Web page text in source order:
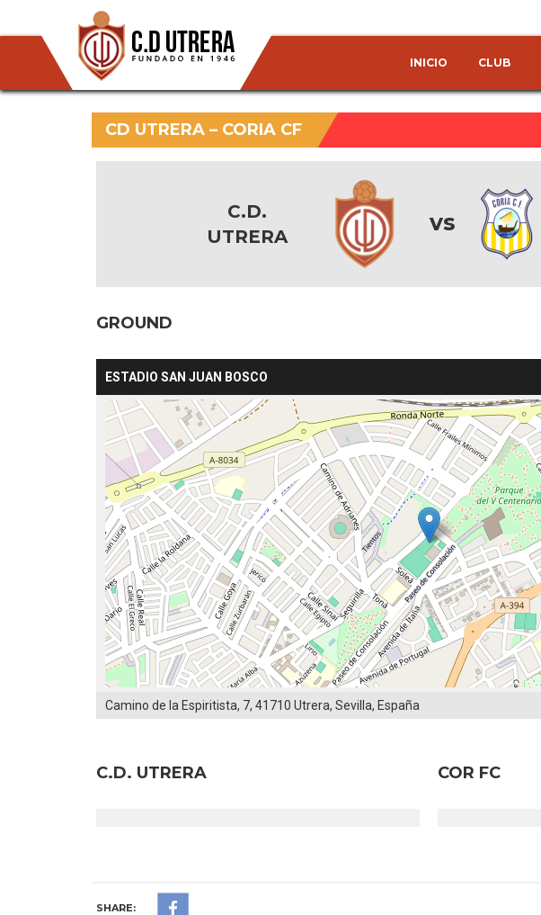
INICIO CLUB
CD UTRERA – CORIA CF
C.D.
UTRERA
vs
GROUND
ESTADIO SAN JUAN BOSCO
Camino de la Espiritista, 7, 41710 Utrera, Sevilla, España
C.D. UTRERA COR FC
SHARE: